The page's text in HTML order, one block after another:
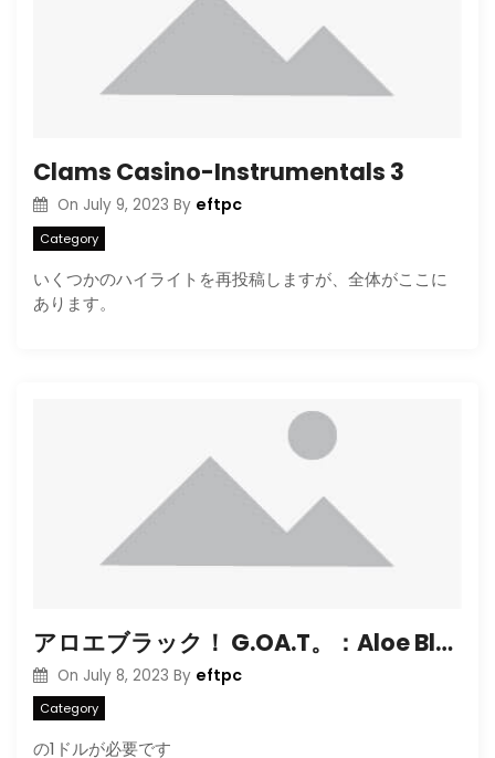
Clams Casino-Instrumentals 3
On July 9, 2023 By eftpc
Category
いくつかのハイライトを再投稿しますが、全体がここに
あります。
アロエブラック！ G.OA.T。：Aloe Blacc（2010）
On July 8, 2023 By eftpc
Category
の1ドルが必要です